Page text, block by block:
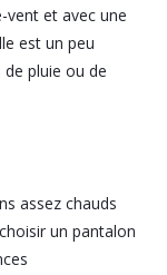
vent et avec une
est un peu
pluie ou de
assez chauds
un pantalon